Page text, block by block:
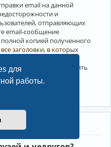
для
работы.
email на данной
и
отправляющих
email-сообщение
копией полученного
заголовки, в которых
в этом случае принять